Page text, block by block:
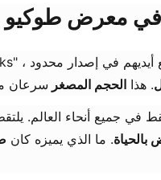
يبيع تمثال أنيمي محدود OEM في معرض طوكيو
​. هذا الحجم المصغر سرعان
، مع توفر 500 وحدة فقط في جميع
بالحياة​. ما الذي يميزه كان